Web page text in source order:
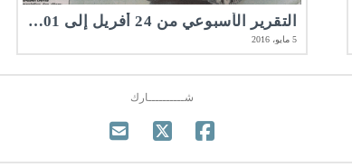
التقرير الأسبوعي من 24 أفريل إلى 01 ماي 2016 | مرصد الأخلاقيات المهنية
5 مايو، 2016
شــــــــــارك